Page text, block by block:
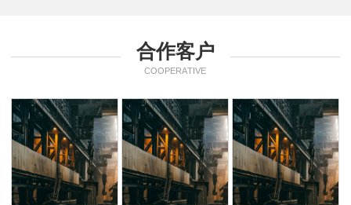
合作客户
COOPERATIVE